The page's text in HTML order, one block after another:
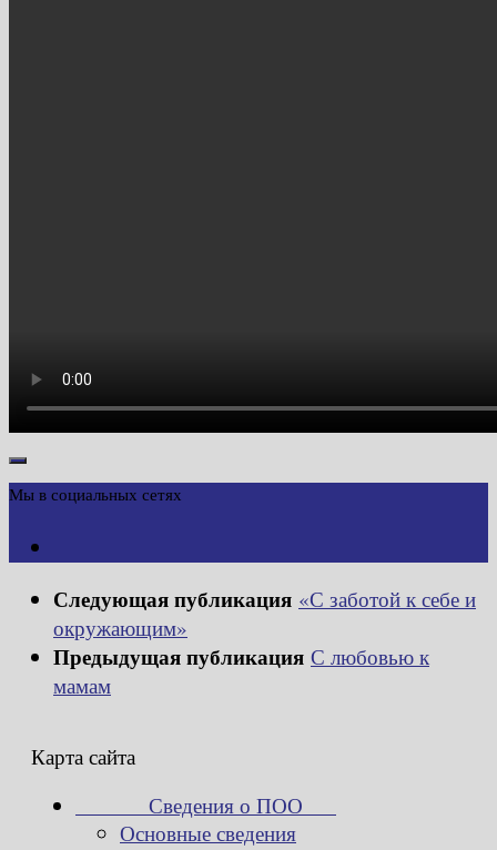
Мы в социальных сетях
Следующая публикация «С заботой к себе и
окружающим»
Предыдущая публикация С любовью к
мамам
Карта сайта
Сведения о ПОО
Основные сведения